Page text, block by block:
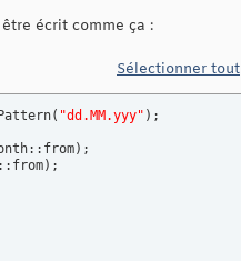
écrit comme ça :
Sélectionner tout
( "dd.MM.yyy" ) ;
) ;
) ;